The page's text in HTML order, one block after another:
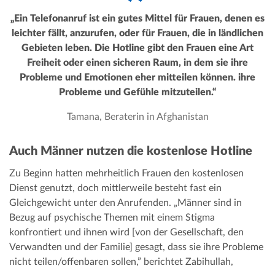
„Ein Telefonanruf ist ein gutes Mittel für Frauen, denen es
leichter fällt, anzurufen, oder für Frauen, die in ländlichen
Gebieten leben. Die Hotline gibt den Frauen eine Art
Freiheit oder einen sicheren Raum, in dem sie ihre
Probleme und Emotionen eher mitteilen können. ihre
Probleme und Gefühle mitzuteilen.“
Tamana, Beraterin in Afghanistan
Auch Männer nutzen die kostenlose Hotline
Zu Beginn hatten mehrheitlich Frauen den kostenlosen
Dienst genutzt, doch mittlerweile besteht fast ein
Gleichgewicht unter den Anrufenden. „Männer sind in
Bezug auf psychische Themen mit einem Stigma
konfrontiert und ihnen wird [von der Gesellschaft, den
Verwandten und der Familie] gesagt, dass sie ihre Probleme
nicht teilen/offenbaren sollen,” berichtet Zabihullah,